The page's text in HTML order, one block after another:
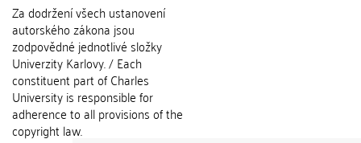
Za dodržení všech ustanovení
autorského zákona jsou
zodpovědné jednotlivé složky
Univerzity Karlovy. / Each
constituent part of Charles
University is responsible for
adherence to all provisions of the
copyright law.